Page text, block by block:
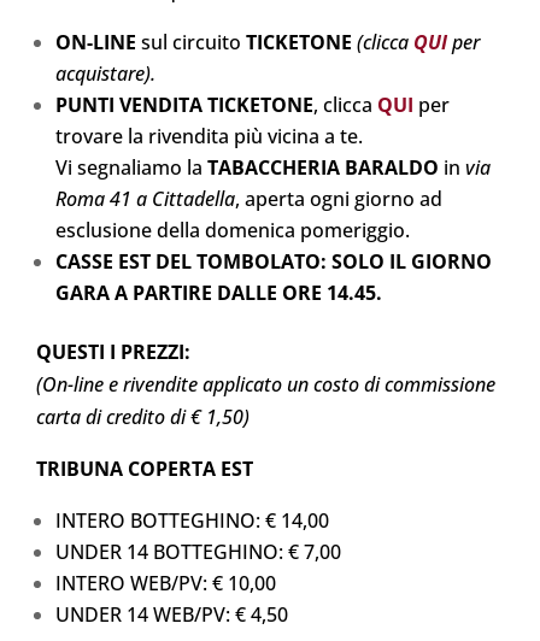
ON-LINE sul circuito TICKETONE (clicca QUIper
acquistare).
PUNTI VENDITA TICKETONE, clicca QUI per
trovare la rivendita più vicina a te.
Vi segnaliamo la TABACCHERIA BARALDO in via
Roma 41 a Cittadella, aperta ogni giorno ad
esclusione della domenica pomeriggio.
CASSE EST DEL TOMBOLATO: SOLO IL GIORNO
GARA A PARTIRE DALLE ORE 14.45.
QUESTI I PREZZI:
(On-line e rivendite applicato un costo di commissione
carta di credito di € 1,50)
TRIBUNA COPERTA EST
INTERO BOTTEGHINO: € 14,00
UNDER 14 BOTTEGHINO: € 7,00
INTERO WEB/PV: € 10,00
UNDER 14 WEB/PV: € 4,50